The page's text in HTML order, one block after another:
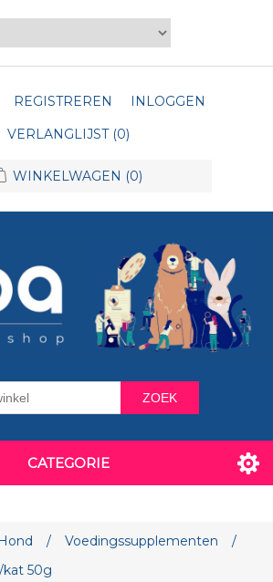
REGISTREREN
INLOGGEN
VERLANGLIJST (0)
WINKELWAGEN (0)
ZOEK
CATEGORIE
Hond / Voedingssupplementen
/
50g